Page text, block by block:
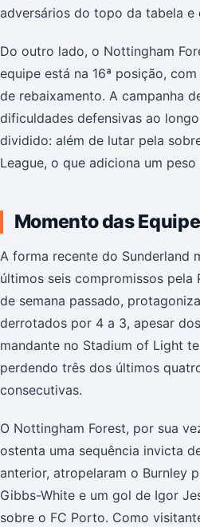
adversários do topo da tabela e
Do outro lado, o Nottingham
equipe está na 16ª posição,
de rebaixamento. A campanha
dificuldades defensivas ao
dividido: além de lutar pela
League, o que adiciona um
Momento das
A forma recente do Sunderland
últimos seis compromissos pela
de semana passado,
derrotados por 4 a 3, apesar
mandante no Stadium of Light
perdendo três dos últimos
consecutivas.
O Nottingham Forest, por sua
ostenta uma sequência invicta
anterior, atropelaram o Burnley
Gibbs-White e um gol de Igor
sobre o FC Porto. Como